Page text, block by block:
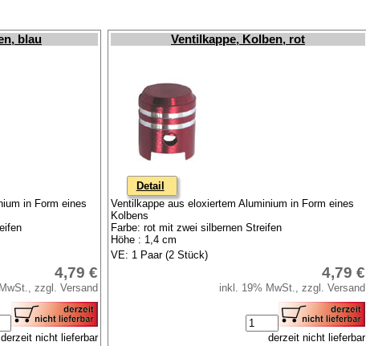
blau
in Form eines
4,79 €
zzgl. Versand
derzeit nicht lieferbar
Ventilkappe, Kolben, rot
Detail
Ventilkappe aus eloxiertem Aluminium in Form eines
Kolbens
Farbe: rot mit zwei silbernen Streifen
Höhe : 1,4 cm
VE: 1 Paar (2 Stück)
4,79 €
inkl. 19% MwSt., zzgl. Versand
derzeit nicht lieferbar